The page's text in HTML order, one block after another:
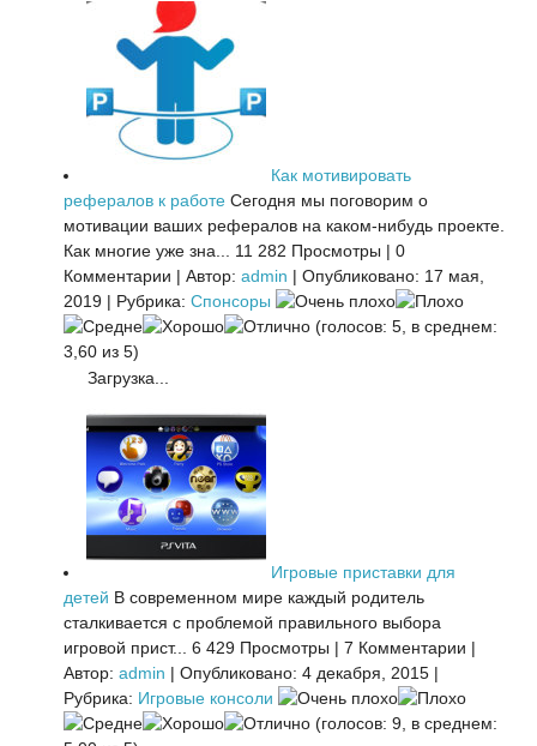
Как мотивировать
рефералов к работе Сегодня мы поговорим о
мотивации ваших рефералов на каком-нибудь проекте.
Как многие уже зна...
11 282 Просмотры | 0
Комментарии | Автор: admin | Опубликовано: 17 мая,
2019 | Рубрика: Спонсоры
(голосов: 5, в среднем:
3,60 из 5)
Загрузка...
Игровые приставки для
детей В современном мире каждый родитель
сталкивается с проблемой правильного выбора
игровой прист...
6 429 Просмотры | 7 Комментарии |
Автор: admin | Опубликовано: 4 декабря, 2015 |
Рубрика: Игровые консоли
(голосов: 9, в среднем: